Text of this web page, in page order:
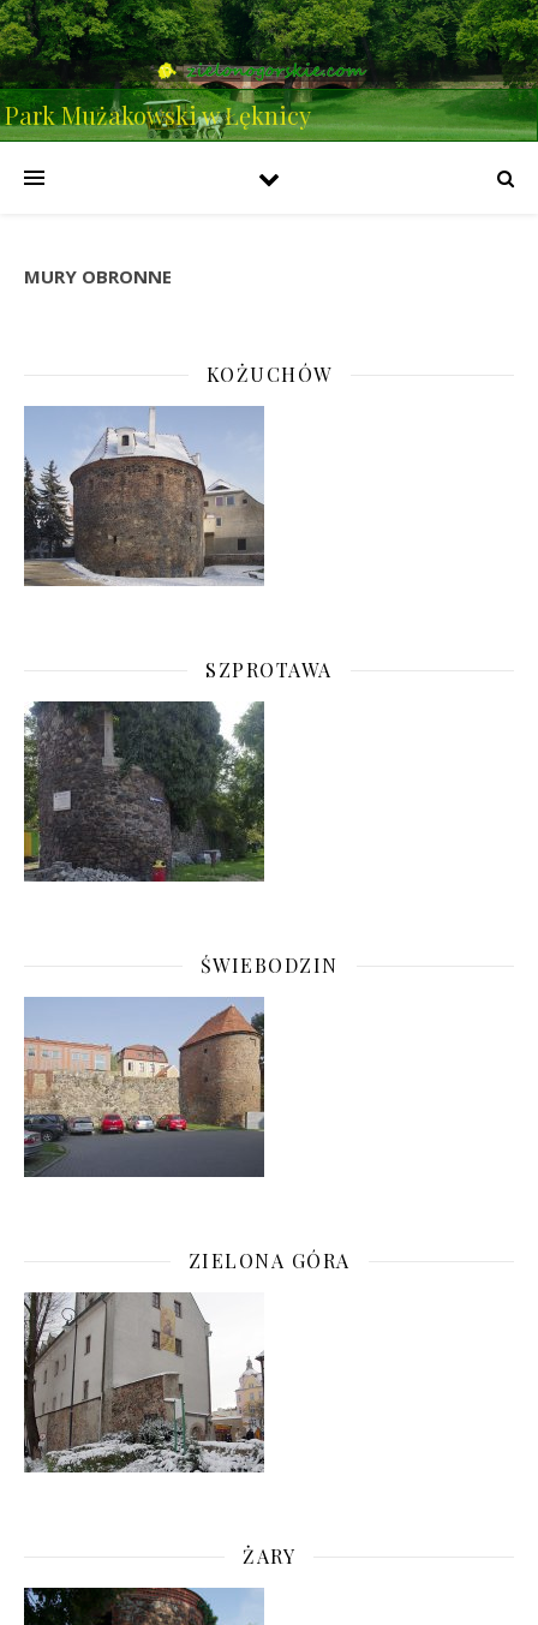
Park Mużakowski w Łęknicy
MURY OBRONNE
KOŻUCHÓW
SZPROTAWA
ŚWIEBODZIN
ZIELONA GÓRA
ŻARY